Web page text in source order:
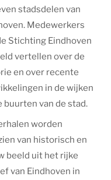
stadsdelen van
Medewerkers
Stichting Eindhoven
vertellen over de
en over recente
in de wijken
buurten van de stad.
worden
van historisch en
beeld uit het rijke
van Eindhoven in